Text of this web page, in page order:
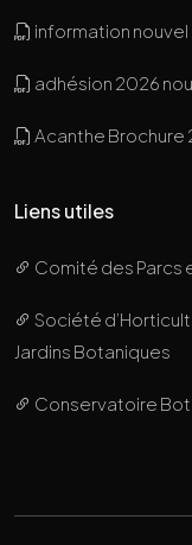
information
adhésion 2026
Acanthe Brochure
Liens utiles
Comité des Parcs
Société
Jardins Botaniques
Conservatoire